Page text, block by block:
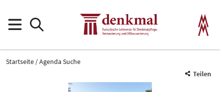
Startseite
Agenda Suche
Teilen